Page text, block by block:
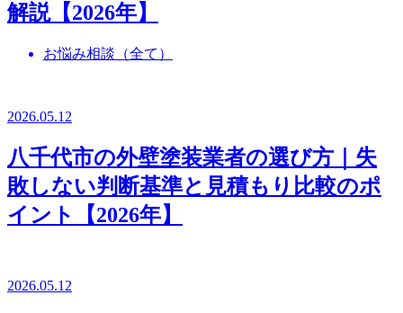
解説【2026年】
お悩み相談（全て）
2026.05.12
八千代市の外壁塗装業者の選び方｜失
敗しない判断基準と見積もり比較のポ
イント【2026年】
2026.05.12